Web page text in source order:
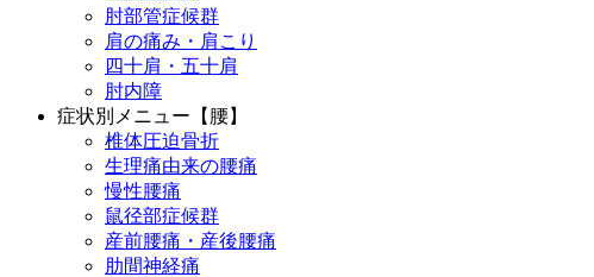
肘部管症候群
肩の痛み・肩こり
四十肩・五十肩
肘内障
症状別メニュー【腰】
椎体圧迫骨折
生理痛由来の腰痛
慢性腰痛
鼠径部症候群
産前腰痛・産後腰痛
肋間神経痛